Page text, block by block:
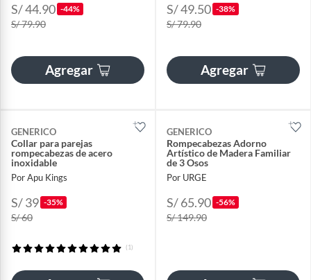
S/ 44.90 -44%
S/ 79.90
Agregar
S/ 49.50 -38%
S/ 79.90
Agregar
GENERICO
Collar para parejas
rompecabezas de acero
inoxidable
Por Apu Kings
S/ 39 -35%
S/ 60
(1)
GENERICO
Rompecabezas Adorno
Artístico de Madera Familiar
de 3 Osos
Por URGE
S/ 65.90 -56%
S/ 149.90